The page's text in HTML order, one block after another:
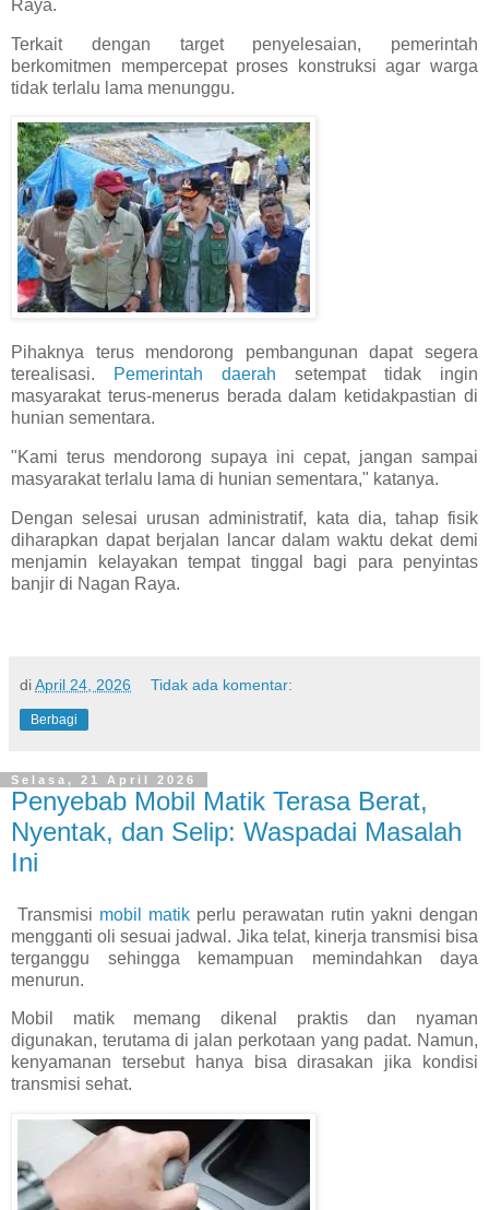
Raya.
Terkait dengan target penyelesaian, pemerintah
berkomitmen mempercepat proses konstruksi agar warga
tidak terlalu lama menunggu.
Pihaknya terus mendorong pembangunan dapat segera
terealisasi. Pemerintah daerah setempat tidak ingin
masyarakat terus-menerus berada dalam ketidakpastian di
hunian sementara.
"Kami terus mendorong supaya ini cepat, jangan sampai
masyarakat terlalu lama di hunian sementara," katanya.
Dengan selesai urusan administratif, kata dia, tahap fisik
diharapkan dapat berjalan lancar dalam waktu dekat demi
menjamin kelayakan tempat tinggal bagi para penyintas
banjir di Nagan Raya.
diApril 24, 2026 Tidak ada komentar:
Berbagi
Selasa, 21 April 2026
Penyebab Mobil Matik Terasa Berat,
Nyentak, dan Selip: Waspadai Masalah
Ini
Transmisi mobil matik perlu perawatan rutin yakni dengan
mengganti oli sesuai jadwal. Jika telat, kinerja transmisi bisa
terganggu sehingga kemampuan memindahkan daya
menurun.
Mobil matik memang dikenal praktis dan nyaman
digunakan, terutama di jalan perkotaan yang padat. Namun,
kenyamanan tersebut hanya bisa dirasakan jika kondisi
transmisi sehat.